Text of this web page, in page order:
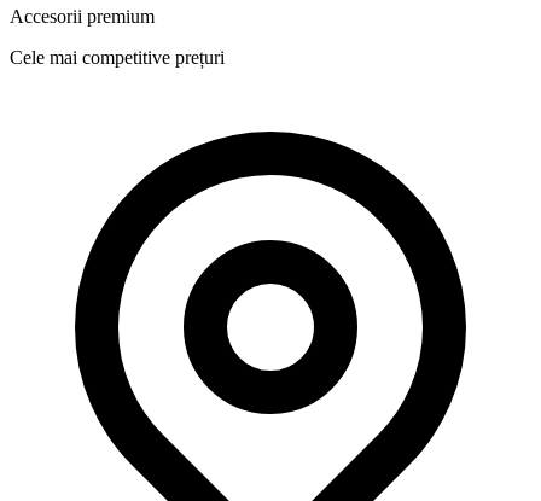
Accesorii premium
Cele mai competitive prețuri